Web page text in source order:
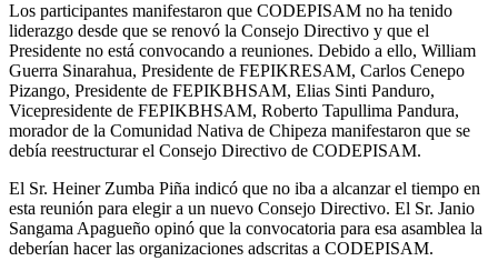
Los participantes manifestaron que CODEPISAM no ha tenido
liderazgo desde que se renovó la Consejo Directivo y que el
Presidente no está convocando a reuniones. Debido a ello, William
Guerra Sinarahua, Presidente de FEPIKRESAM, Carlos Cenepo
Pizango, Presidente de FEPIKBHSAM, Elias Sinti Panduro,
Vicepresidente de FEPIKBHSAM, Roberto Tapullima Pandura,
morador de la Comunidad Nativa de Chipeza manifestaron que se
debía reestructurar el Consejo Directivo de CODEPISAM.
El Sr. Heiner Zumba Piña indicó que no iba a alcanzar el tiempo en
esta reunión para elegir a un nuevo Consejo Directivo. El Sr. Janio
Sangama Apagueño opinó que la convocatoria para esa asamblea la
deberían hacer las organizaciones adscritas a CODEPISAM.